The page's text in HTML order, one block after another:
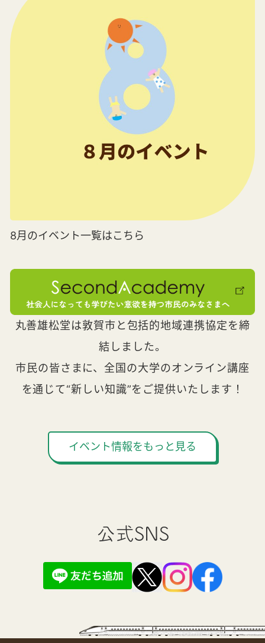
8月のイベント一覧はこちら
丸善雄松堂は敦賀市と包括的地域連携協定を締
結しました。
市民の皆さまに、全国の大学のオンライン講座
を通じて“新しい知識”をご提供いたします！
イベント情報をもっと見る
公式SNS